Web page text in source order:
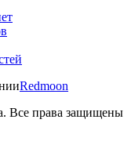
Redmoon
Все права защищены